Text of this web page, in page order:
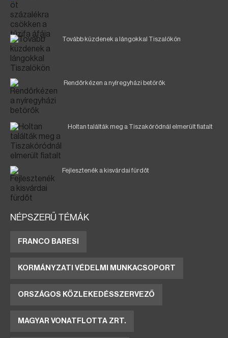
Tovább küzdenek a lángokkal Tiszalökön
Rendőrkézen a nyíregyházi betörők
Holtan találták meg a Tiszakóródnál elmerült fiatalt
Fejlesztenék a kisvárdai fürdőt
NÉPSZERŰ TÉMÁK
FRANCO BARESI
KORMÁNYZATI VÉDELMI MUNKACSOPORT
ORSZÁGOS KÖZLEKEDÉSSZERVEZŐ
MAGYAR VONATFLOTTA ZRT.